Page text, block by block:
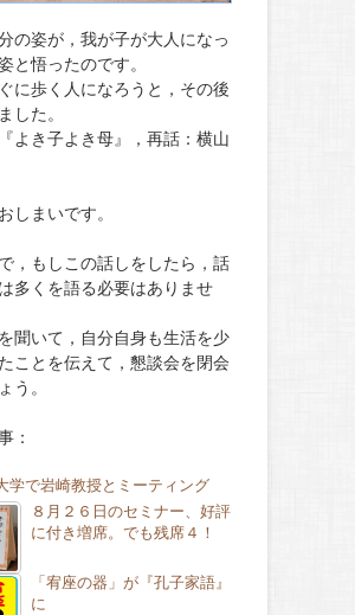
の姿が，我が子が大人になっ
と悟ったのです。
に歩く人になろうと，その後
した。
『よき子よき母』，再話：横山
しまいです。
，もしこの話しをしたら，話
多くを語る必要はありませ
聞いて，自分自身も生活を少
ことを伝えて，懇談会を閉会
う。
：
学で岩崎教授とミーティング
８月２６日のセミナー、好評
に付き増席。でも残席４！
「宥座の器」が『孔子家語』
に